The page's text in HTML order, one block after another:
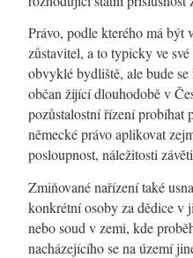
Právo, podle kterého má být
zůstavitel, a to typicky ve
obvyklé bydliště, ale bude
občan žijící dlouhodobě v
pozůstalostní řízení probíhat
německé právo aplikovat
posloupnost, náležitosti
Zmiňované nařízení také
konkrétní osoby za dědice v
nebo soud v zemi, kde
nacházejícího se na území
jako zdroj
analyzovat